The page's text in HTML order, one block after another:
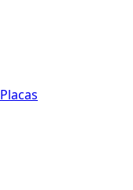
Placas